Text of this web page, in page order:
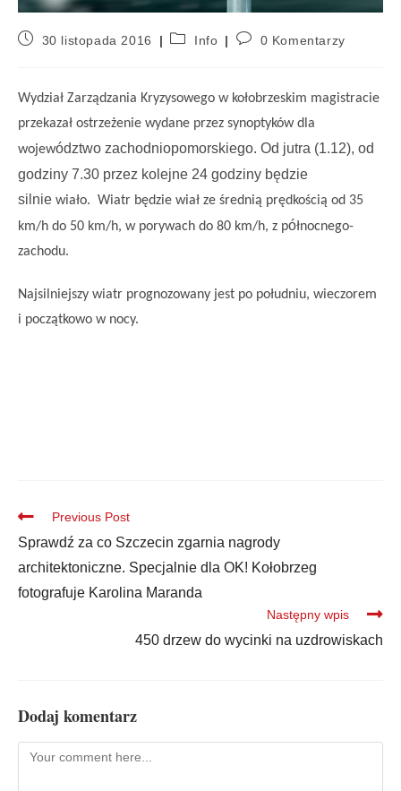
30 listopada 2016 Info 0 Komentarzy
Wydział Zarządzania Kryzysowego w kołobrzeskim magistracie
przekazał ostrzeżenie wydane przez synoptyków dla
województwo zachodniopomorskiego. Od jutra (1.12), od
godziny 7.30 przez kolejne 24 godziny będzie
silnie wiało. Wiatr będzie wiał ze średnią prędkością od 35
km/h do 50 km/h, w porywach do 80 km/h, z północnego-
zachodu.
Najsilniejszy wiatr prognozowany jest po południu, wieczorem
i początkowo w nocy.
Previous Post
Sprawdź za co Szczecin zgarnia nagrody
architektoniczne. Specjalnie dla OK! Kołobrzeg
fotografuje Karolina Maranda
Następny wpis
450 drzew do wycinki na uzdrowiskach
Dodaj komentarz